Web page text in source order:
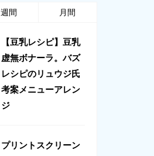
週間 月間
【豆乳レシピ】豆乳
虚無ボナーラ。バズ
レシピのリュウジ氏
考案メニューアレン
ジ
プリントスクリーン